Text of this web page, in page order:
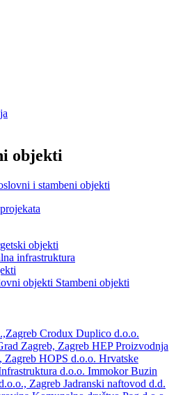
objekti
i stambeni objekti
objekti
infrastruktura
objekti Stambeni objekti
Crodux Duplico d.o.o.
Zagreb, Zagreb HEP Proizvodnja
Zagreb HOPS d.o.o. Hrvatske
d.o.o. Immokor Buzin
Zagreb Jadranski naftovod d.d.